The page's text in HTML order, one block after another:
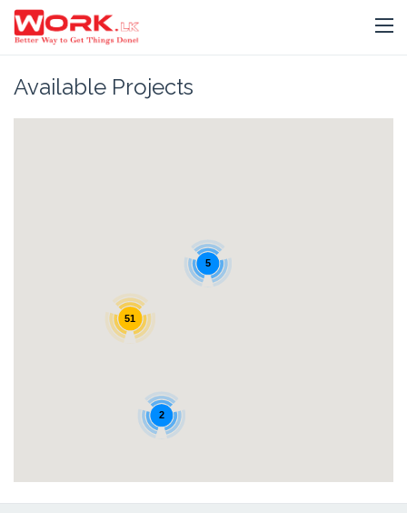
Available Projects
51
5
2